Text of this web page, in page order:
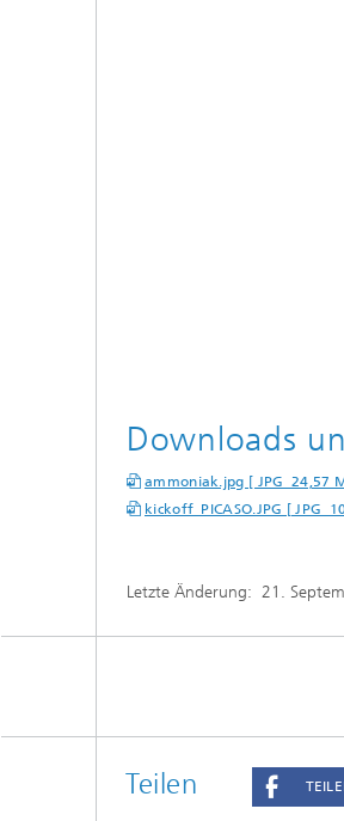
Downloads
ammoniak.jpg [ JPG 24,57
kickoff_PICASO.JPG [ JPG
Letzte Änderung: 21.
Teilen